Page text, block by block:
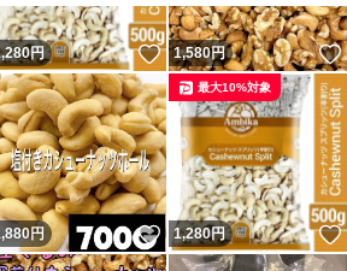
ね！
円 いいね！
1,580円
ね！
円 いいね！
1,280円
最大10%対象